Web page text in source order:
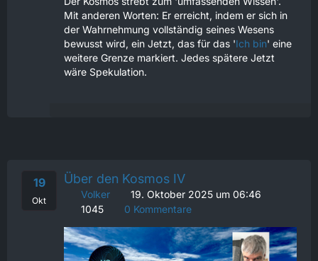
Mit anderen Worten: Er erreicht, indem er sich in
der Wahrnehmung vollständig seines Wesens
bewusst wird, ein Jetzt, das für das 'Ich bin' eine
weitere Grenze markiert. Jedes spätere Jetzt
wäre Spekulation.
19
Okt
Über den Kosmos IV
Volker
19. Oktober 2025 um 06:46
1045
0 Kommentare